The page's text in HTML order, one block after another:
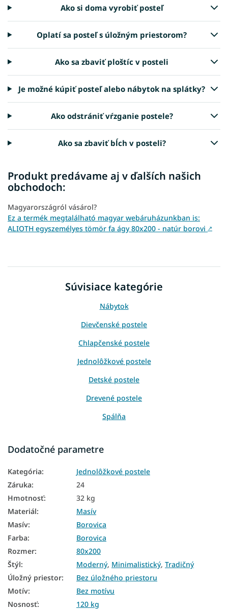
Ako si doma vyrobiť posteľ
Oplatí sa posteľ s úložným priestorom?
Ako sa zbaviť ploštíc v posteli
Je možné kúpiť posteľ alebo nábytok na splátky?
Ako odstrániť vŕzganie postele?
Ako sa zbaviť bĺch v posteli?
Produkt predávame aj v ďalších našich
obchodoch:
Magyarországról vásárol?
Ez a termék megtalálható magyar webáruházunkban is:
ALIOTH egyszemélyes tömör fa ágy 80x200 - natúr borovi ↗
Súvisiace kategórie
Nábytok
Dievčenské postele
Chlapčenské postele
Jednolôžkové postele
Detské postele
Drevené postele
Spálňa
Postele
Detské postele a postieľky
Detské postele 80x200
Detské drevené postele
Moderné postele
Jednolôžkové postele 80x200
Masívne drevené jednolôžkové postele
Postele 80x200
Postele z masívu
Dodatočné parametre
Kategória:
Jednolôžkové postele
Záruka:
24
Hmotnosť:
32 kg
Materiál:
Masív
Masív:
Borovica
Farba:
Borovica
Rozmer:
80x200
Štýl: Moderný, Minimalistický, Tradičný
Úložný priestor:
Bez úložného priestoru
Motív:
Bez motívu
Nosnosť: 120 kg